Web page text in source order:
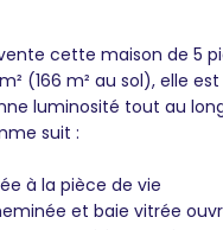
cette maison de 5
(166 m² au sol), elle
luminosité tout au
suit :
à la pièce de vie
et baie vitrée